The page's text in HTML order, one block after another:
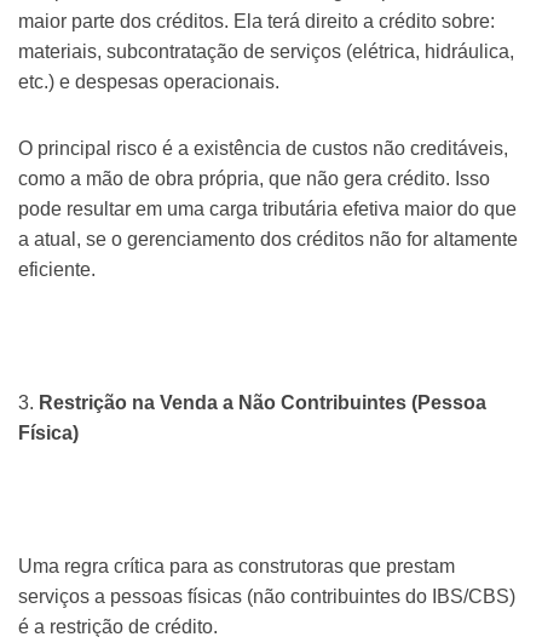
maior parte dos créditos. Ela terá direito a crédito sobre:
materiais, subcontratação de serviços (elétrica, hidráulica,
etc.) e despesas operacionais.
O principal risco é a existência de custos não creditáveis,
como a mão de obra própria, que não gera crédito. Isso
pode resultar em uma carga tributária efetiva maior do que
a atual, se o gerenciamento dos créditos não for altamente
eficiente.
3. Restrição na Venda a Não Contribuintes (Pessoa
Física)
Uma regra crítica para as construtoras que prestam
serviços a pessoas físicas (não contribuintes do IBS/CBS)
é a restrição de crédito.